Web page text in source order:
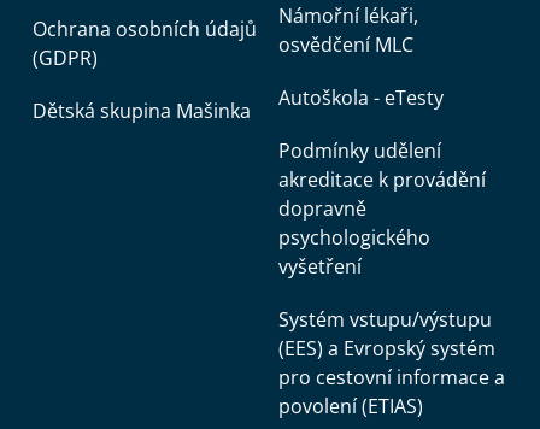
Ochrana osobních údajů
(GDPR)
Dětská skupina Mašinka
Námořní lékaři,
osvědčení MLC
Autoškola - eTesty
Podmínky udělení
akreditace k provádění
dopravně
psychologického
vyšetření
Systém vstupu/výstupu
(EES) a Evropský systém
pro cestovní informace a
povolení (ETIAS)